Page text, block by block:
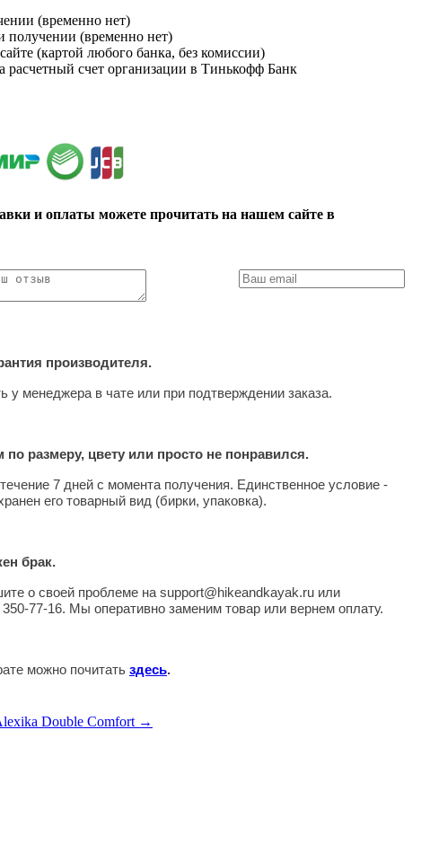
(временно нет)
получении (временно нет)
(картой любого банка, без комиссии)
расчетный счет организации в Тинькофф Банк
и оплаты можете прочитать на нашем сайте в
производителя.
у менеджера в чате или при подтверждении заказа.
размеру, цвету или просто не понравился.
7 дней с момента получения. Единственное условие -
его товарный вид (бирки, упаковка).
брак.
о своей проблеме на support@hikeandkayak.ru или
77-16. Мы оперативно заменим товар или вернем оплату.
можно почитать здесь.
Double Comfort →